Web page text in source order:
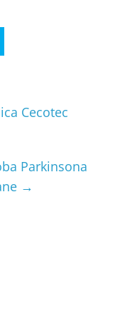
Cecotec
Parkinsona
→